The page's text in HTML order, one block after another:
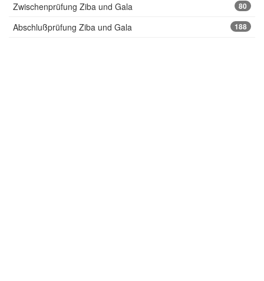
Zwischenprüfung Ziba und Gala 80
Abschlußprüfung Ziba und Gala 188